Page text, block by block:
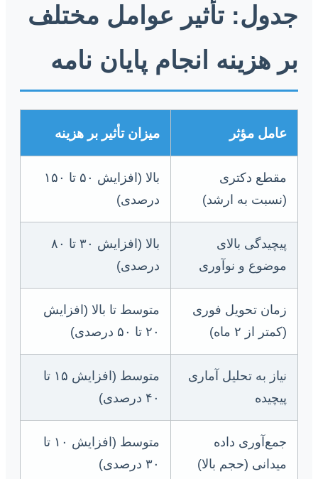
جدول: تأثیر عوامل مختلف
بر هزینه انجام پایان نامه
عامل مؤثر میزان تأثیر بر هزینه
مقطع دکتری
(نسبت به ارشد)
بالا (افزایش ۵۰ تا ۱۵۰
درصدی)
پیچیدگی بالای
موضوع و نوآوری
بالا (افزایش ۳۰ تا ۸۰
درصدی)
زمان تحویل فوری
(کمتر از ۲ ماه)
متوسط تا بالا (افزایش
۲۰ تا ۵۰ درصدی)
نیاز به تحلیل آماری
پیچیده
متوسط (افزایش ۱۵ تا
۴۰ درصدی)
جمع‌آوری داده
میدانی (حجم بالا)
متوسط (افزایش ۱۰ تا
۳۰ درصدی)